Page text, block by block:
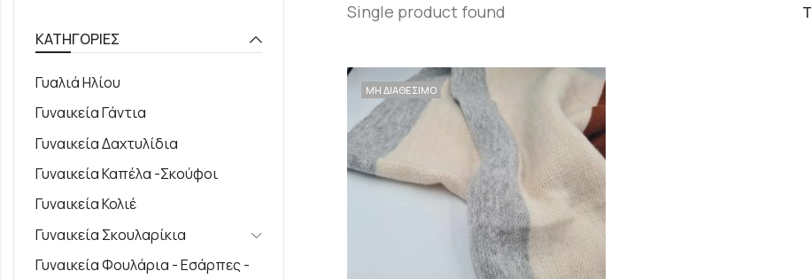
Single product found
ΜΗ ΔΙΑΘΕΣΙΜΟ
ΚΑΤΗΓΟΡΊΕΣ
Γυαλιά Ηλίου
Γυναικεία Γάντια
Γυναικεία Δαχτυλίδια
Γυναικεία Καπέλα -Σκούφοι
Γυναικεία Κολιέ
Γυναικεία Σκουλαρίκια
Γυναικεία Φουλάρια - Εσάρπες -